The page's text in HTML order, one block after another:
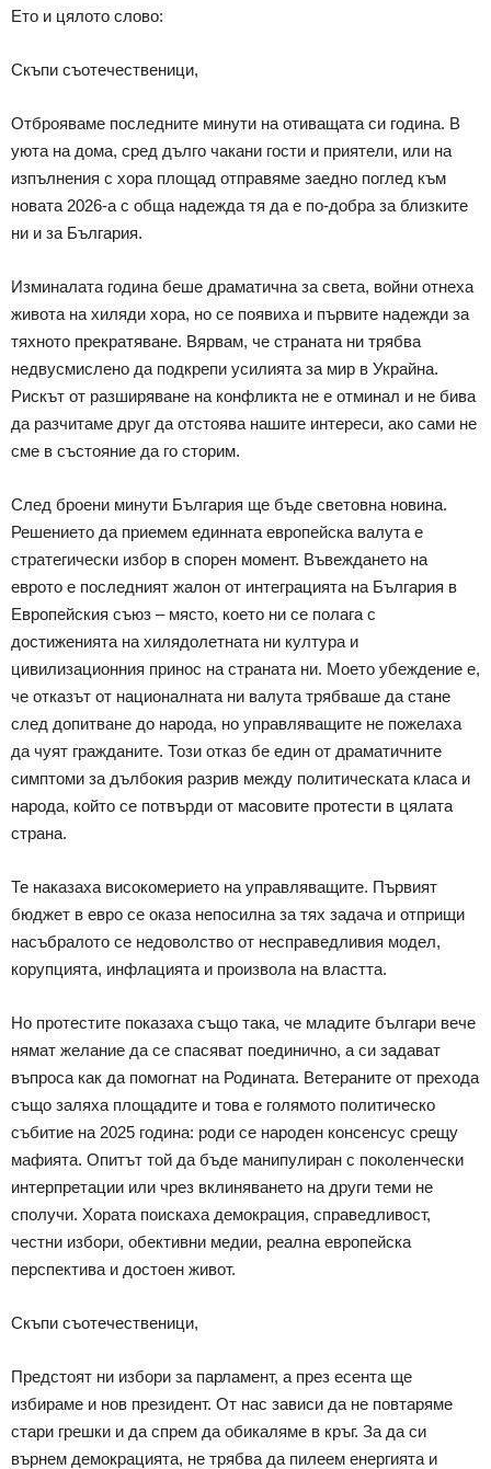
Ето и цялото слово:
Скъпи съотечественици,
Отброяваме последните минути на отиващата си година. В
уюта на дома, сред дълго чакани гости и приятели, или на
изпълнения с хора площад отправяме заедно поглед към
новата 2026-а с обща надежда тя да е по-добра за близките
ни и за България.
Изминалата година беше драматична за света, войни отнеха
живота на хиляди хора, но се появиха и първите надежди за
тяхното прекратяване. Вярвам, че страната ни трябва
недвусмислено да подкрепи усилията за мир в Украйна.
Рискът от разширяване на конфликта не е отминал и не бива
да разчитаме друг да отстоява нашите интереси, ако сами не
сме в състояние да го сторим.
След броени минути България ще бъде световна новина.
Решението да приемем единната европейска валута е
стратегически избор в спорен момент. Въвеждането на
еврото е последният жалон от интеграцията на България в
Европейския съюз – място, което ни се полага с
достиженията на хилядолетната ни култура и
цивилизационния принос на страната ни. Моето убеждение е,
че отказът от националната ни валута трябваше да стане
след допитване до народа, но управляващите не пожелаха
да чуят гражданите. Този отказ бе един от драматичните
симптоми за дълбокия разрив между политическата класа и
народа, който се потвърди от масовите протести в цялата
страна.
Те наказаха високомерието на управляващите. Първият
бюджет в евро се оказа непосилна за тях задача и отприщи
насъбралото се недоволство от несправедливия модел,
корупцията, инфлацията и произвола на властта.
Но протестите показаха също така, че младите българи вече
нямат желание да се спасяват поединично, а си задават
въпроса как да помогнат на Родината. Ветераните от прехода
също заляха площадите и това е голямото политическо
събитие на 2025 година: роди се народен консенсус срещу
мафията. Опитът той да бъде манипулиран с поколенчески
интерпретации или чрез вклиняването на други теми не
сполучи. Хората поискаха демокрация, справедливост,
честни избори, обективни медии, реална европейска
перспектива и достоен живот.
Скъпи съотечественици,
Предстоят ни избори за парламент, а през есента ще
избираме и нов президент. От нас зависи да не повтаряме
стари грешки и да спрем да обикаляме в кръг. За да си
върнем демокрацията, не трябва да пилеем енергията и